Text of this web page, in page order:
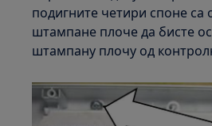
подигните четири споне са
штампане плоче да бисте
штампану плочу од